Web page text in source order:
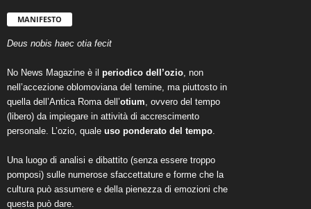
MANIFESTO
Deus nobis haec otia fecit
No News Magazine è il periodico dell’ozio, non
nell’accezione oblomoviana del temine, ma piuttosto in
quella dell’Antica Roma dell’otium, ovvero del tempo
(libero) da impiegare in attività di accrescimento
personale. L’ozio, quale uso ponderato del tempo.
Una luogo di analisi e dibattito (senza essere troppo
pomposi) sulle numerose sfaccettature e forme che la
cultura può assumere e della pienezza di emozioni che
questa può dare.